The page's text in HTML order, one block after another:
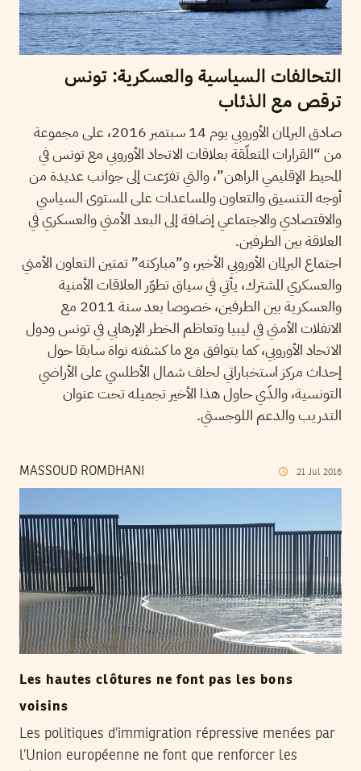
التحالفات السياسية والعسكرية: تونس
ترقص مع الذئاب
صادق البرلمان الأوروبي يوم 14 سبتمبر 2016، على مجموعة
من “القرارات المتعلّقة بعلاقات الاتحاد الأوروبي مع تونس في
المحيط الإقليمي الراهن”، والتي تفرّعت إلى جوانب عديدة من
أوجه التنسيق والتعاون والمساعدات على المستوى السياسي
والاقتصادي والاجتماعي إضافة إلى البعد الأمني والعسكري في
العلاقة بين الطرفين.
اجتماع البرلمان الأوروبي الأخير، و”مباركته” تمتين التعاون الأمني
والعسكري المشترك، يأتي في سياق تطوّر العلاقات الأمنية
والعسكرية بين الطرفين، خصوصا بعد سنة 2011 مع
الانفلات الأمني في ليبيا وتعاظم الخطر الإرهابي في تونس ودول
الاتحاد الأوروبي، كما يتوافق مع ما كشفته نواة سابقا حول
إحداث مركز استخباراتي لحلف شمال الأطلسي على الأراضي
التونسية، والذّي حاول هذا الأخير تجميله تحت عنوان
التدريب والدعم اللوجستي.
MASSOUD ROMDHANI 21 Jul 2016
Les hautes clôtures ne font pas les bons
voisins
Les politiques d’immigration répressive menées par
l’Union européenne ne font que renforcer les